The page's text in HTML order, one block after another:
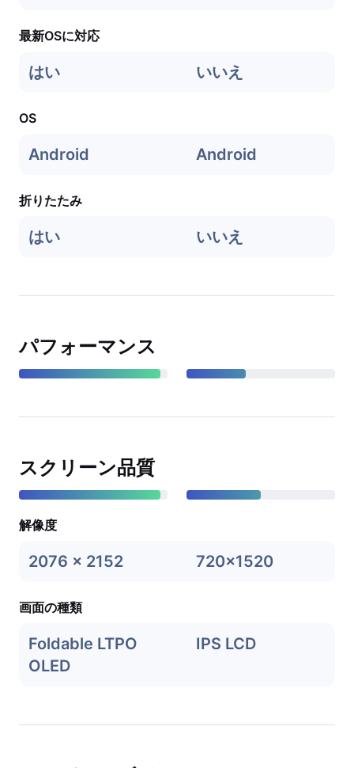
最新OSに対応
はい いいえ
OS
Android Android
折りたたみ
はい いいえ
パフォーマンス
スクリーン品質
解像度
2076 x 2152 720x1520
画面の種類
Foldable LTPO
OLED
IPS LCD